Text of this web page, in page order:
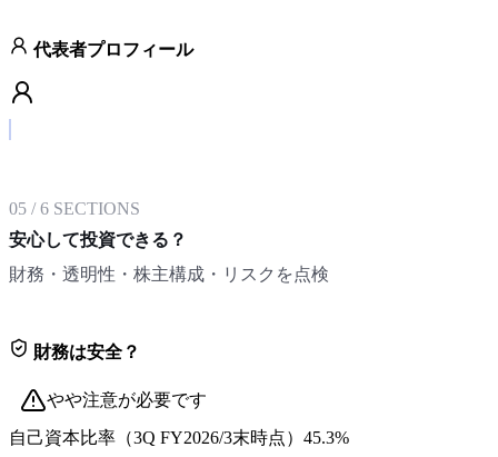
代表者プロフィール
05 /6 SECTIONS
安心して投資できる？
財務・透明性・株主構成・リスクを点検
財務は安全？
やや注意が必要です
自己資本比率 （3Q FY2026/3末時点） 45.3%